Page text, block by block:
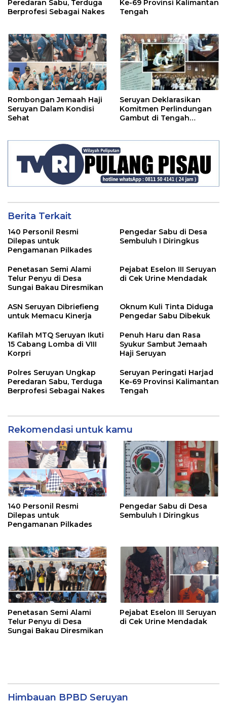
Peredaran Sabu, Terduga
Berprofesi Sebagai Nakes
Ke-69 Provinsi Kalimantan
Tengah
Rombongan Jemaah Haji
Seruyan Dalam Kondisi
Sehat
Seruyan Deklarasikan
Komitmen Perlindungan
Gambut di Tengah
Berita Terkait
140 Personil Resmi
Dilepas untuk
Pengamanan Pilkades
Pengedar Sabu di Desa
Sembuluh I Diringkus
Penetasan Semi Alami
Telur Penyu di Desa
Sungai Bakau Diresmikan
Pejabat Eselon III Seruyan
di Cek Urine Mendadak
ASN Seruyan Dibriefieng
untuk Memacu Kinerja
Oknum Kuli Tinta Diduga
Pengedar Sabu Dibekuk
Kafilah MTQ Seruyan Ikuti
15 Cabang Lomba di VIII
Korpri
Penuh Haru dan Rasa
Syukur Sambut Jemaah
Haji Seruyan
Polres Seruyan Ungkap
Peredaran Sabu, Terduga
Berprofesi Sebagai Nakes
Seruyan Peringati Harjad
Ke-69 Provinsi Kalimantan
Tengah
Rekomendasi untuk kamu
140 Personil Resmi
Dilepas untuk
Pengamanan Pilkades
Pengedar Sabu di Desa
Sembuluh I Diringkus
Penetasan Semi Alami
Telur Penyu di Desa
Sungai Bakau Diresmikan
Pejabat Eselon III Seruyan
di Cek Urine Mendadak
Himbauan BPBD Seruyan